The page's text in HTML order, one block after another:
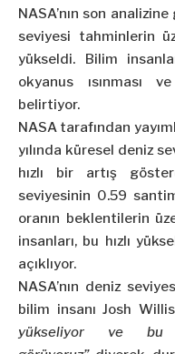
NASA’nın son
seviyesi tahminlerin
yükseldi. Bilim
okyanus ısınması
belirtiyor.
NASA tarafından
yılında küresel deniz
hızlı bir artış
seviyesinin 0.59
oranın beklentilerin
insanları, bu hızlı
açıklıyor.
NASA’nın deniz
bilim insanı Josh
yükseliyor ve bu